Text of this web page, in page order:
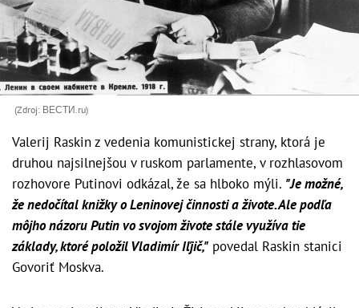
(Zdroj: ВЕСТИ.ru)
Valerij Raskin z vedenia komunistickej strany, ktorá je
druhou najsilnejšou v ruskom parlamente, v rozhlasovom
rozhovore Putinovi odkázal, že sa hlboko mýli. "Je možné,
že nedočítal knižky o Leninovej činnosti a živote. Ale podľa
môjho názoru Putin vo svojom živote stále využíva tie
základy, ktoré položil Vladimír Iľjič," povedal Raskin stanici
Govoriť Moskva.